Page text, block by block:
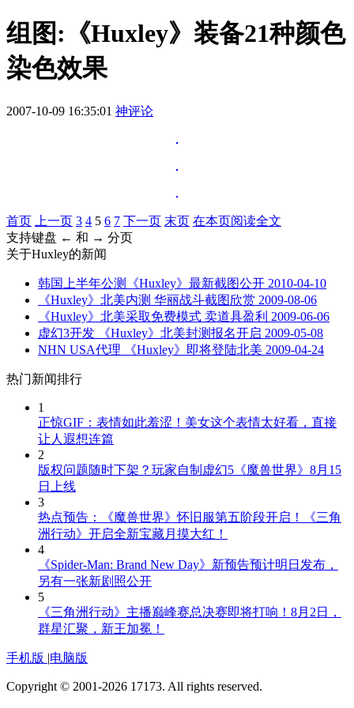
组图:《Huxley》装备21种颜色
染色效果
2007-10-09 16:35:01 神评论
首页 上一页 3 4 5 6 7 下一页 末页 在本页阅读全文
支持键盘 ← 和 → 分页
关于Huxley的新闻
韩国上半年公测《Huxley》最新截图公开 2010-04-10
《Huxley》北美内测 华丽战斗截图欣赏 2009-08-06
《Huxley》北美采取免费模式 卖道具盈利 2009-06-06
虚幻3开发 《Huxley》北美封测报名开启 2009-05-08
NHN USA代理 《Huxley》即将登陆北美 2009-04-24
热门新闻排行
1
正惊GIF：表情如此羞涩！美女这个表情太好看，直接
让人遐想连篇
2
版权问题随时下架？玩家自制虚幻5《魔兽世界》8月15
日上线
3
热点预告：《魔兽世界》怀旧服第五阶段开启！《三角
洲行动》开启全新宝藏月摸大红！
4
《Spider-Man: Brand New Day》新预告预计明日发布，
另有一张新剧照公开
5
《三角洲行动》主播巅峰赛总决赛即将打响！8月2日，
群星汇聚，新王加冕！
手机版 |电脑版
Copyright © 2001-2026 17173. All rights reserved.